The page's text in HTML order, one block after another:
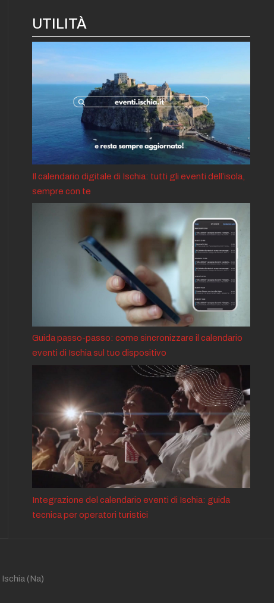
UTILITÀ
Il calendario digitale di Ischia: tutti gli eventi dell’isola,
sempre con te
Guida passo-passo: come sincronizzare il calendario
eventi di Ischia sul tuo dispositivo
Integrazione del calendario eventi di Ischia: guida
tecnica per operatori turistici
Ischia (Na)